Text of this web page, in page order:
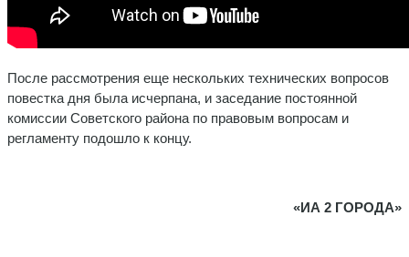
После рассмотрения еще нескольких технических вопросов
повестка дня была исчерпана, и заседание постоянной
комиссии Советского района по правовым вопросам и
регламенту подошло к концу.
«ИА 2 ГОРОДА»